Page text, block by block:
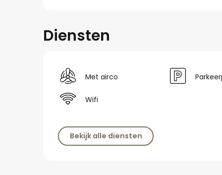
Diensten
Met airco
Wifi
Bekijk alle diensten